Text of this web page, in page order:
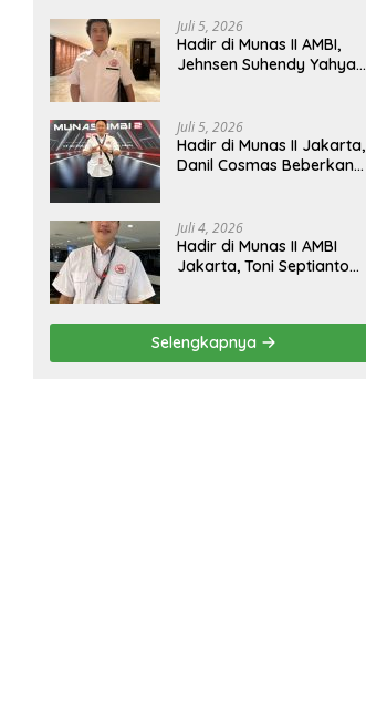
Juli 5, 2026
Hadir di Munas II AMBI,
Jehnsen Suhendy Yahya
Kelas
Juli 5, 2026
Hadir di Munas II Jakarta,
Danil Cosmas Beberkan
Juli 4, 2026
Hadir di Munas II AMBI
Jakarta, Toni Septianto
Masyarakat
Selengkapnya